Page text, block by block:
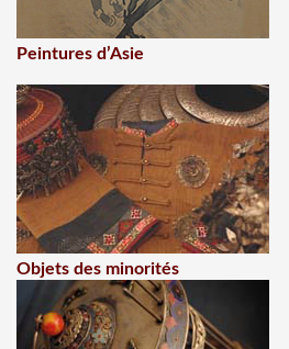
Peintures d’Asie
Objets des minorités